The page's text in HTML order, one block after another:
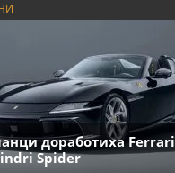
доработиха Ferrari
Spider